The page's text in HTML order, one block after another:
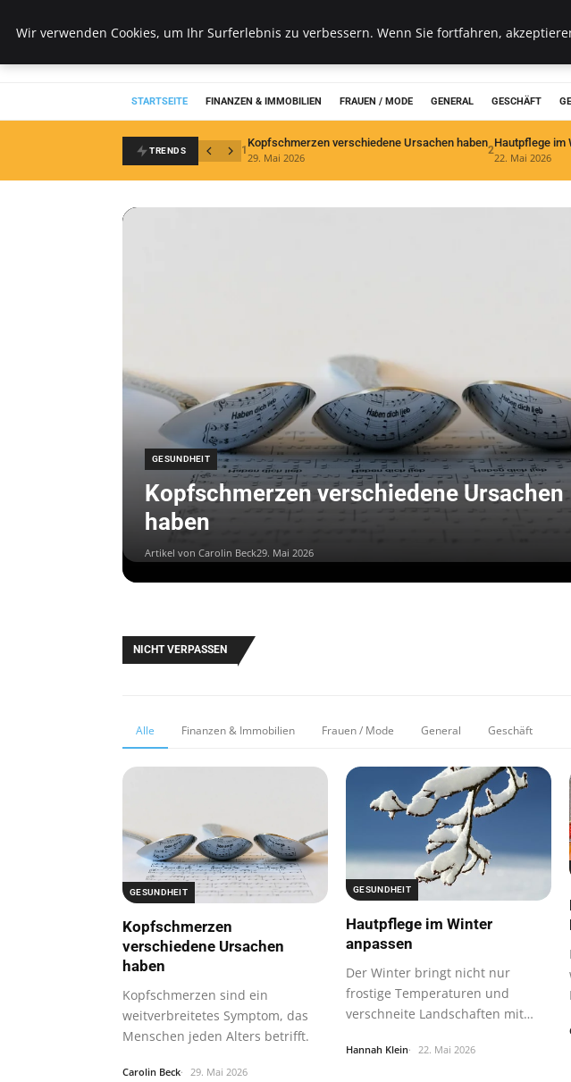
Wk Institut
STARTSEITE FINANZEN & IMMOBILIEN FRAUEN / MODE GENERAL GESCHÄFT
TRENDS 1
Kopfschmerzen verschiedene Ursachen haben
29. Mai 2026
2
Hautpflege im
22. Mai 2026
GESUNDHEIT
Kopfschmerzen verschiedene Ursachen
haben
Artikel von Carolin Beck29. Mai 2026
NICHT VERPASSEN
Alle Finanzen & Immobilien Frauen / Mode General Geschäft
GESUNDHEIT
Kopfschmerzen
verschiedene Ursachen
haben
Kopfschmerzen sind ein
weitverbreitetes Symptom, das
Menschen jeden Alters betrifft.
Carolin Beck 29. Mai 2026
GESUNDHEIT
Hautpflege im Winter
anpassen
Der Winter bringt nicht nur
frostige Temperaturen und
verschneite Landschaften mit
Hannah Klein 22. Mai 2026
Wir verwenden Cookies, um Ihr Surferlebnis zu verbessern. Wenn Sie fortfahren,